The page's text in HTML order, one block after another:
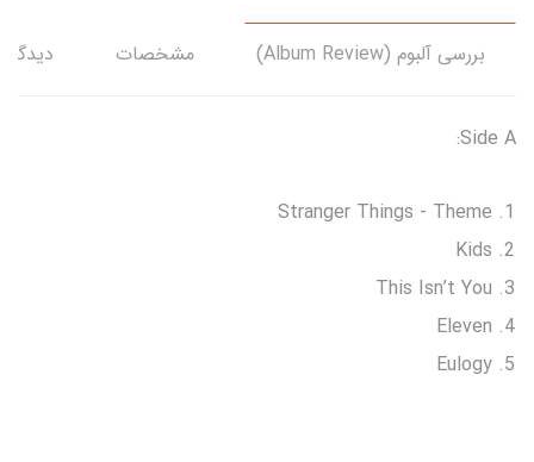
بررسی آلبوم (Album Review) مشخصات
Side A:
Stranger Things - Theme
Kids
This Isn’t You
Eleven
Eulogy